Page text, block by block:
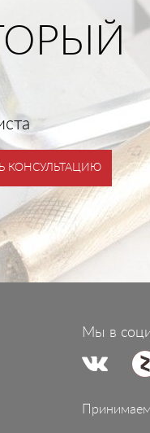
КОНСУЛЬТАЦИЮ
Мы в